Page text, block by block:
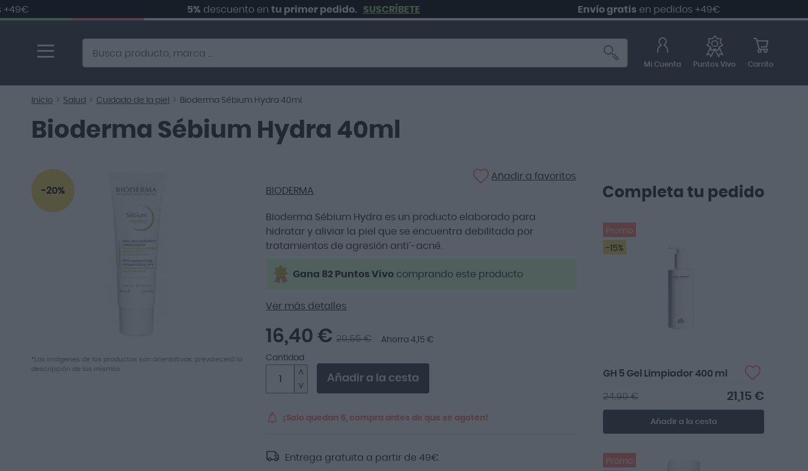
descuento entu primer pedido. SUSCRÍBETE Envío gratisen pedidos +49€
contenido
Alternative to Doofinder Ecommerce Search
Mi Cuenta Puntos Vivo Carrito
Inicio Salud Cuidado de la piel Bioderma Sébium Hydra 40ml
Bioderma Sébium Hydra 40ml
-20%
Saltar
al
final
de
*Las imágenes de los productos son orientativas, prevalecerá la
descripción de los mismos.
Añadir a favoritos
BIODERMA
Bioderma Sébium Hydra es un producto elaborado para
hidratar y aliviar la piel que se encuentra debilitada por
tratamientos de agresión anti´-acné.
Gana 82 Puntos Vivo comprando este producto
Ver más detalles
16,40 € 20,55 € Ahorra 4,15 €
Cantidad
Añadir a la cesta
¡Solo quedan 5, compra antes de que se agoten!
Entrega gratuita a partir de49€
Completa tu pedido
Promo
-15%
GH 5 Gel Limpiador 400 ml
21,15 €
24,90 €
Añadir a la cesta
Promo